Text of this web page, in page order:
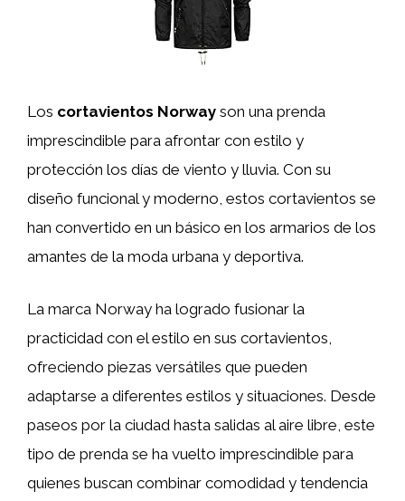
Los cortavientos Norway son una prenda
imprescindible para afrontar con estilo y
protección los días de viento y lluvia. Con su
diseño funcional y moderno, estos cortavientos se
han convertido en un básico en los armarios de los
amantes de la moda urbana y deportiva.
La marca Norway ha logrado fusionar la
practicidad con el estilo en sus cortavientos,
ofreciendo piezas versátiles que pueden
adaptarse a diferentes estilos y situaciones. Desde
paseos por la ciudad hasta salidas al aire libre, este
tipo de prenda se ha vuelto imprescindible para
quienes buscan combinar comodidad y tendencia